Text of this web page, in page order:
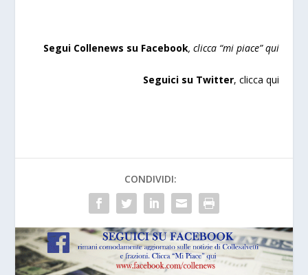
Segui Collenews su Facebook, clicca “mi piace”qui
Seguici su Twitter, clicca qui
CONDIVIDI: